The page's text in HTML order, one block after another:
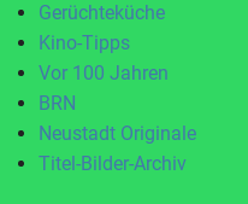
Gerüchteküche
Kino-Tipps
Vor 100 Jahren
BRN
Neustadt Originale
Titel-Bilder-Archiv